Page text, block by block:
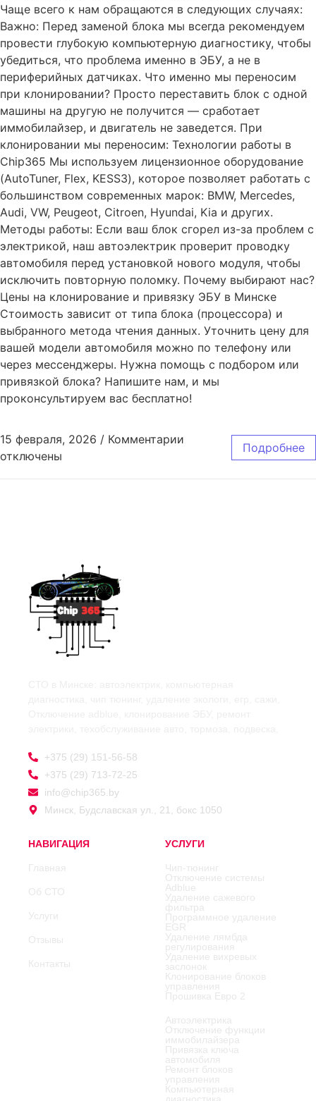
Чаще всего к нам обращаются в следующих случаях:
Важно: Перед заменой блока мы всегда рекомендуем
провести глубокую компьютерную диагностику, чтобы
убедиться, что проблема именно в ЭБУ, а не в
периферийных датчиках. Что именно мы переносим
при клонировании? Просто переставить блок с одной
машины на другую не получится — сработает
иммобилайзер, и двигатель не заведется. При
клонировании мы переносим: Технологии работы в
Chip365 Мы используем лицензионное оборудование
(AutoTuner, Flex, KESS3), которое позволяет работать с
большинством современных марок: BMW, Mercedes,
Audi, VW, Peugeot, Citroen, Hyundai, Kia и других.
Методы работы: Если ваш блок сгорел из-за проблем с
электрикой, наш автоэлектрик проверит проводку
автомобиля перед установкой нового модуля, чтобы
исключить повторную поломку. Почему выбирают нас?
Цены на клонирование и привязку ЭБУ в Минске
Стоимость зависит от типа блока (процессора) и
выбранного метода чтения данных. Уточнить цену для
вашей модели автомобиля можно по телефону или
через мессенджеры. Нужна помощь с подбором или
привязкой блока? Напишите нам, и мы
проконсультируем вас бесплатно!
15 февраля, 2026 / Комментарии
отключены
Подробнее
+375 (29) 151-56-58
+375 (29) 713-72-25
info@chip365.by
Минск, Будславская ул., 21, бокс 1050
НАВИГАЦИЯ
Главная
Об СТО
Услуги
Отзывы
Контакты
УСЛУГИ
Чип-тюнинг
Отключение системы
Adblue
Удаление сажевого
фильтра
Программное удаление
EGR
Удаление лямбда
регулирования
Удаление вихревых
заслонок
Клонирование блоков
управления
Прошивка Евро 2
Автоэлектрика
Отключение функции
иммобилайзера
Привязка ключа
автомобиля
Ремонт блоков
управления
Компьютерная
диагностика